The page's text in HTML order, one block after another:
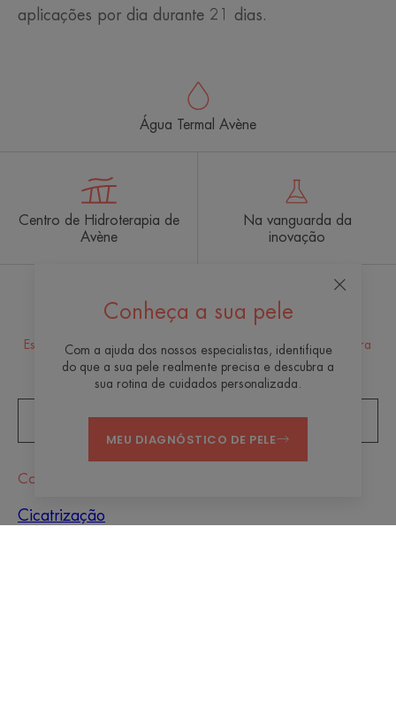
aplicações por dia durante 21 dias.
Conheça a sua pele
Com a ajuda dos nossos especialistas, identifique
do que a sua pele realmente precisa e descubra a
sua rotina de cuidados personalizada.
MEU DIAGNÓSTICO DE PELE
Água Termal Avène
Centro de Hidroterapia de
Avène
Na vanguarda da
inovação
Receba nossa newsletter
Estamos sempre aqui para sua pele! Todas as nossas dicas para
cuidar da sua pele no dia a dia.
INSCREVER-SE NA NEWSLETTER
Conselho
Cicatrização